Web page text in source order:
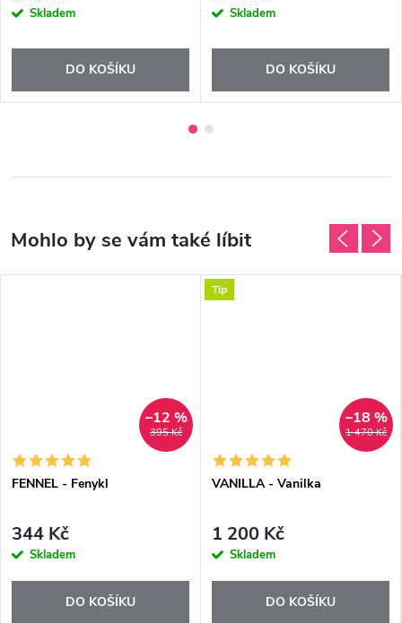
Skladem
DO KOŠÍKU
Skladem
DO KOŠÍKU
395 Kč
–12 %
FENNEL - Fenykl
344 Kč
Skladem
DO KOŠÍKU
Tip
1 470 Kč
–18 %
VANILLA - Vanilka
1 200 Kč
Skladem
DO KOŠÍKU